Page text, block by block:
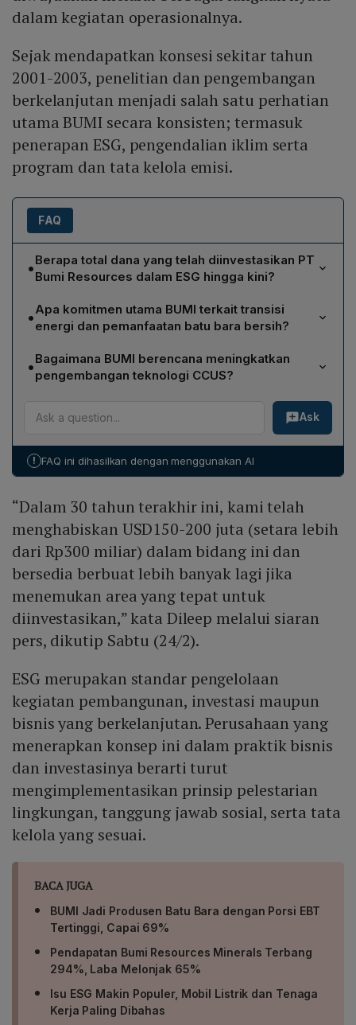
dalam kegiatan operasionalnya.
Sejak mendapatkan konsesi sekitar tahun
2001-2003, penelitian dan pengembangan
berkelanjutan menjadi salah satu perhatian
utama BUMI secara konsisten; termasuk
penerapan ESG, pengendalian iklim serta
program dan tata kelola emisi.
FAQ
•Berapa total dana yang telah diinvestasikan PT
Bumi Resources dalam ESG hingga kini?
PT Bumi Resources telah menggelontorkan dana
hingga US$200 juta atau sekitar Rp3,11 triliun, termasuk
US$150‑200 juta (lebih dari Rp300 miliar) yang
dibelanjakan selama 30 tahun terakhir untuk program
ESG, pengendalian iklim, dan tata kelola emisi.
•Apa komitmen utama BUMI terkait transisi
energi dan pemanfaatan batu bara bersih?
BUMI berkomitmen mengoptimalkan aset batu bara
Indonesia yang dapat ditambang secara ekonomis
hingga 50 tahun ke depan, sambil mendukung konsep
pengembangan teknologi CCUS, elektrifikasi armada
diesel, serta pemanfaatan biodiesel, tenaga surya,
angin, dan biomassa dalam program CSR.
•Bagaimana BUMI berencana meningkatkan
pengembangan teknologi CCUS?
Dileep menekankan perlunya lebih banyak investasi
dalam riset dan pengembangan CCUS dengan biaya
terjangkau, misalnya alokasi 1% dari anggaran energi
teknologi penangkapan, pemanfaatan, dan
berkembang dan menghasilkan proses pembakaran
batu bara yang lebih bersih.
Ask
! FAQ ini dihasilkan dengan menggunakan AI
“Dalam 30 tahun terakhir ini, kami telah
menghabiskan USD150-200 juta (setara lebih
dari Rp300 miliar) dalam bidang ini dan
bersedia berbuat lebih banyak lagi jika
menemukan area yang tepat untuk
diinvestasikan,” kata Dileep melalui siaran
pers, dikutip Sabtu (24/2).
ESG merupakan standar pengelolaan
kegiatan pembangunan, investasi maupun
bisnis yang berkelanjutan. Perusahaan yang
menerapkan konsep ini dalam praktik bisnis
dan investasinya berarti turut
mengimplementasikan prinsip pelestarian
lingkungan, tanggung jawab sosial, serta tata
kelola yang sesuai.
BACA JUGA
BUMI Jadi Produsen Batu Bara dengan Porsi EBT
Tertinggi, Capai 69%
Pendapatan Bumi Resources Minerals Terbang
294%, Laba Melonjak 65%
Isu ESG Makin Populer, Mobil Listrik dan Tenaga
Kerja Paling Dibahas